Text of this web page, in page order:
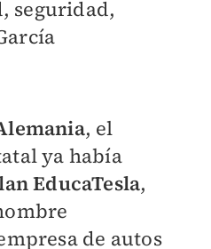
seguridad,
, el
ya había
EducaTesla,
de autos